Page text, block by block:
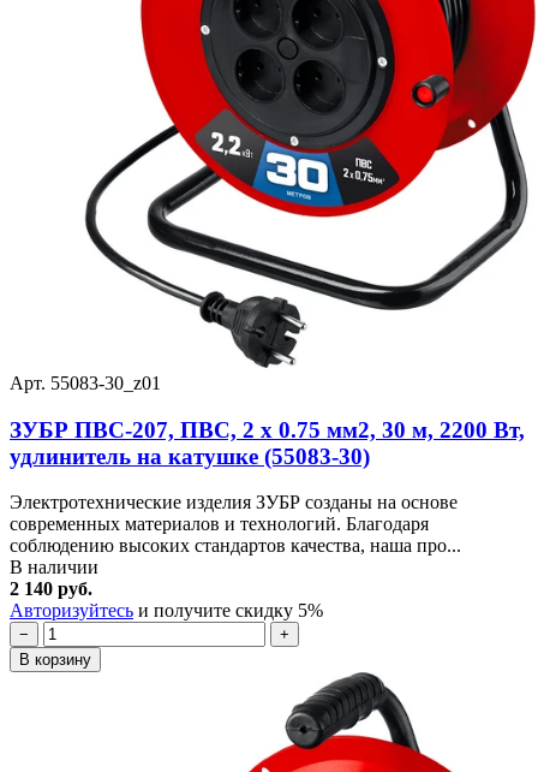
Арт. 55083-30_z01
ЗУБР ПВС-207, ПВС, 2 х 0.75 мм2, 30 м, 2200 Вт,
удлинитель на катушке (55083-30)
Электротехнические изделия ЗУБР созданы на основе
современных материалов и технологий. Благодаря
соблюдению высоких стандартов качества, наша про...
В наличии
2 140 руб.
Авторизуйтесь и получите скидку 5%
−
+
В корзину